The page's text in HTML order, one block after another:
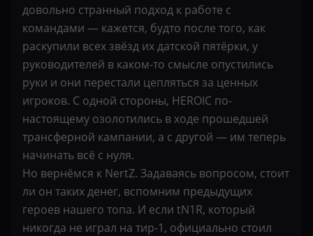
довольно странный подход к работе с
командами — кажется, будто после того, как
раскупили всех звёзд их датской пятёрки, у
руководителей в каком-то смысле опустились
руки и они перестали цепляться за ценных
игроков. С одной стороны, HEROIC по-
настоящему озолотились в ходе прошедшей
трансферной кампании, а с другой — им теперь
начинать всё с нуля.
Но вернёмся к NertZ. Задаваясь вопросом, стоит
ли он таких денег, вспомним предыдущих
героев нашего топа. И если tN1R, который
никогда не играл на тир-1, официально стоил